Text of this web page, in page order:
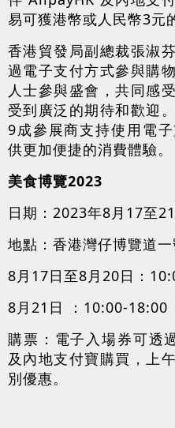
易可獲港幣或人民幣3元
香港貿發局副總裁張淑
過電子支付方式參與購
人士參與盛會，共同感
受到廣泛的期待和歡迎
9成參展商支持使用電
供更加便捷的消費體驗。
美食博覽2023
日期：2023年8月17至
地點：香港灣仔博覽道
8月17日至8月20日：
8月21日 ：10:00-18:00
購票：電子入場券可透
及內地支付寶購買，上
別優惠。